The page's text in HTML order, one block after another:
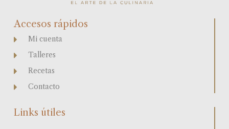
Accesos rápidos
Mi cuenta
Talleres
Recetas
Contacto
Links útiles